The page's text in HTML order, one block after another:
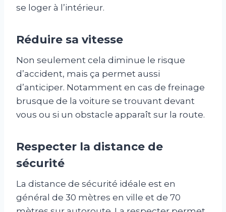
se loger à l’intérieur.
Réduire sa vitesse
Non seulement cela diminue le risque
d’accident, mais ça permet aussi
d’anticiper. Notamment en cas de freinage
brusque de la voiture se trouvant devant
vous ou si un obstacle apparaît sur la route.
Respecter la distance de
sécurité
La distance de sécurité idéale est en
général de 30 mètres en ville et de 70